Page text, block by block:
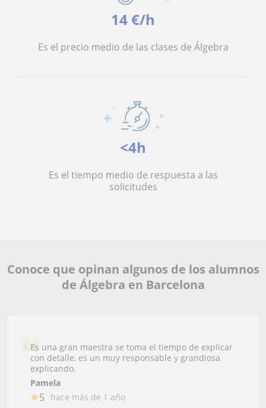
14 €/h
Es el precio medio de las clases de Álgebra
<4h
Es el tiempo medio de respuesta a las
solicitudes
Conoce que opinan algunos de los alumnos
de Álgebra en Barcelona
Es una gran maestra se toma el tiempo de explicar
con detalle, es un muy responsable y grandiosa
explicando.
Pamela
5 hace más de 1 año